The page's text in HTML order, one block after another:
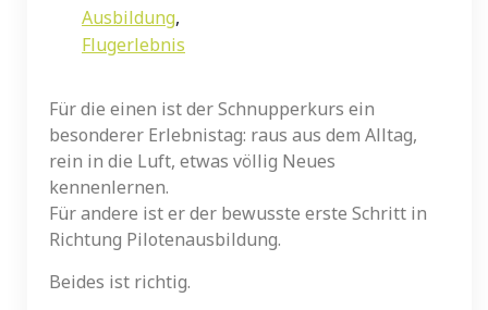
Ausbildung,
Flugerlebnis
Für die einen ist der Schnupperkurs ein
besonderer Erlebnistag: raus aus dem Alltag,
rein in die Luft, etwas völlig Neues
kennenlernen.
Für andere ist er der bewusste erste Schritt in
Richtung Pilotenausbildung.
Beides ist richtig.